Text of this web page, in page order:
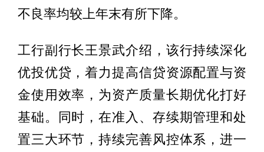
不良率均较上年末有所下降。
工行副行长王景武介绍，该行持续深化
优投优贷，着力提高信贷资源配置与资
金使用效率，为资产质量长期优化打好
基础。同时，在准入、存续期管理和处
置三大环节，持续完善风控体系，进一